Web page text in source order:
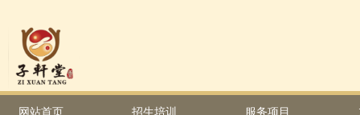
网站首页 招生培训 服务项目